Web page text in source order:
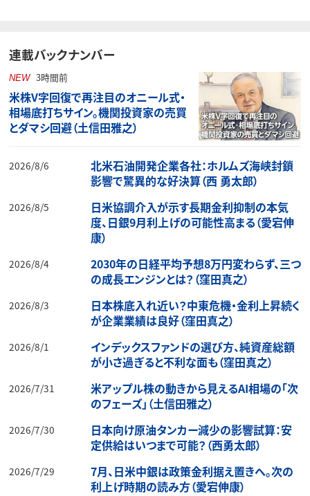
連載バックナンバー
NEW 3時間前
米株V字回復で再注目のオニール式・
相場底打ちサイン。機関投資家の売買
とダマシ回避（土信田雅之）
2026/8/6
北米石油開発企業各社：ホルムズ海峡封鎖
影響で驚異的な好決算（西 勇太郎）
2026/8/5
日米協調介入が示す長期金利抑制の本気
度、日銀9月利上げの可能性高まる（愛宕伸
康）
2026/8/4
2030年の日経平均予想8万円変わらず、三つ
の成長エンジンとは？（窪田真之）
2026/8/3
日本株底入れ近い？中東危機・金利上昇続く
が企業業績は良好（窪田真之）
2026/8/1
インデックスファンドの選び方、純資産総額
が小さ過ぎると不利な面も（窪田真之）
2026/7/31
米アップル株の動きから見えるAI相場の「次
のフェーズ」（土信田雅之）
2026/7/30
日本向け原油タンカー減少の影響試算：安
定供給はいつまで可能？（西勇太郎）
2026/7/29
7月、日米中銀は政策金利据え置きへ。次の
利上げ時期の読み方（愛宕伸康）